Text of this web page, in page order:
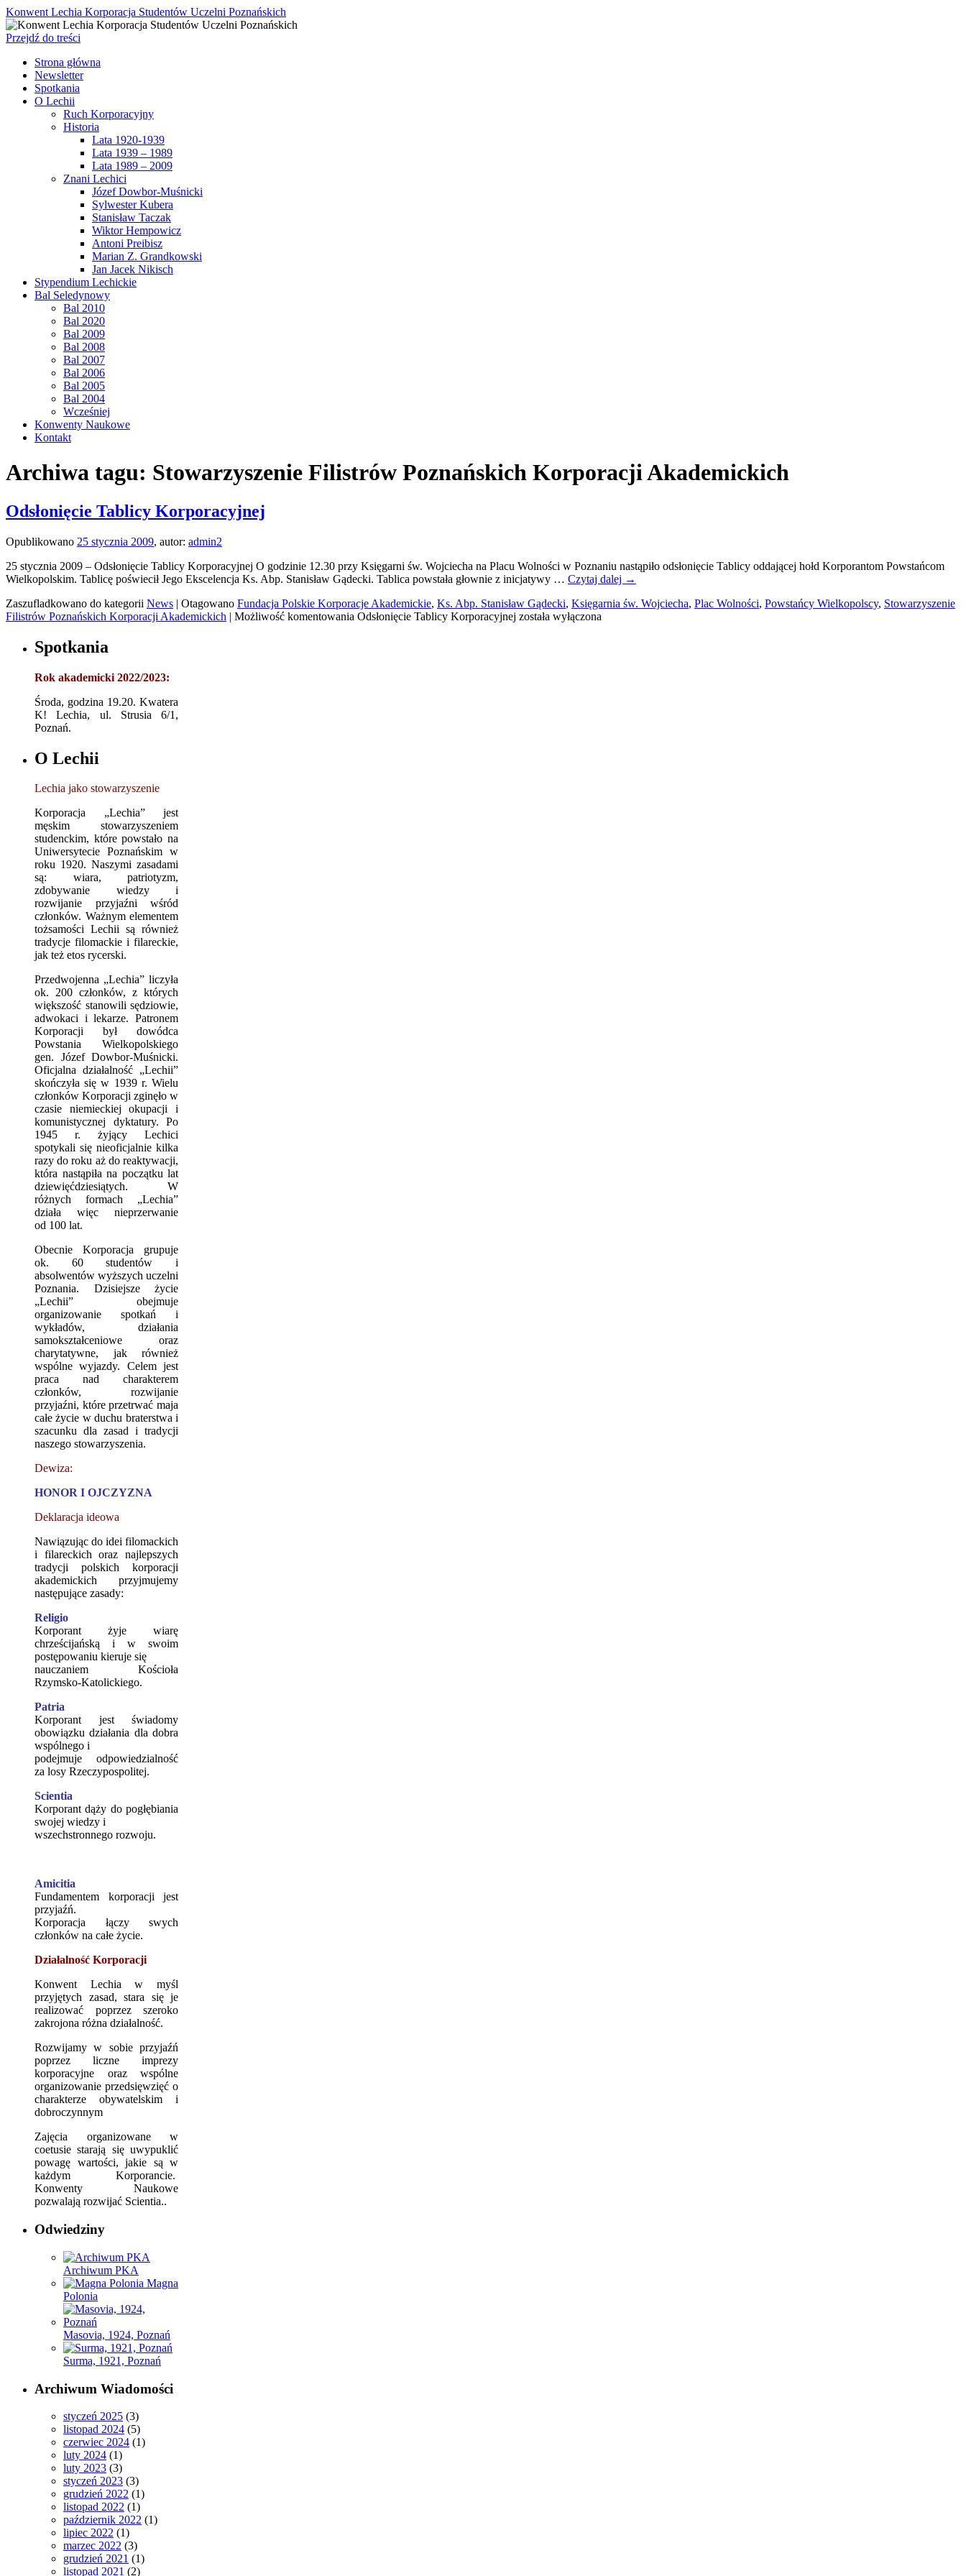
Konwent Lechia Korporacja Studentów Uczelni Poznańskich
Przejdź do treści
Strona główna
Newsletter
Spotkania
O Lechii
Ruch Korporacyjny
Historia
Lata 1920-1939
Lata 1939 – 1989
Lata 1989 – 2009
Znani Lechici
Józef Dowbor-Muśnicki
Sylwester Kubera
Stanisław Taczak
Wiktor Hempowicz
Antoni Preibisz
Marian Z. Grandkowski
Jan Jacek Nikisch
Stypendium Lechickie
Bal Seledynowy
Bal 2010
Bal 2020
Bal 2009
Bal 2008
Bal 2007
Bal 2006
Bal 2005
Bal 2004
Wcześniej
Konwenty Naukowe
Kontakt
Archiwa tagu: Stowarzyszenie Filistrów Poznańskich Korporacji Akademickich
Odsłonięcie Tablicy Korporacyjnej
Opublikowano 25 stycznia 2009, autor: admin2
25 stycznia 2009 – Odsłonięcie Tablicy Korporacyjnej O godzinie 12.30 przy Księgarni św. Wojciecha na Placu Wolności w Poznaniu nastąpiło odsłonięcie Tablicy oddającej hołd Korporantom Powstańcom
Wielkopolskim. Tablicę poświecił Jego Ekscelencja Ks. Abp. Stanisław Gądecki. Tablica powstała głownie z inicjatywy … Czytaj dalej →
Zaszufladkowano do kategorii News | Otagowano Fundacja Polskie Korporacje Akademickie, Ks. Abp. Stanisław Gądecki, Księgarnia św. Wojciecha, Plac Wolności, Powstańcy Wielkopolscy, Stowarzyszenie
Filistrów Poznańskich Korporacji Akademickich | Możliwość komentowania Odsłonięcie Tablicy Korporacyjnej została wyłączona
Spotkania
Rok akademicki 2022/2023:
Środa, godzina 19.20. Kwatera
K! Lechia, ul. Strusia 6/1,
Poznań.
O Lechii
Lechia jako stowarzyszenie
Korporacja „Lechia” jest
męskim stowarzyszeniem
studenckim, które powstało na
Uniwersytecie Poznańskim w
roku 1920. Naszymi zasadami
są: wiara, patriotyzm,
zdobywanie wiedzy i
rozwijanie przyjaźni wśród
członków. Ważnym elementem
tożsamości Lechii są również
tradycje filomackie i filareckie,
jak też etos rycerski.
Przedwojenna „Lechia” liczyła
ok. 200 członków, z których
większość stanowili sędziowie,
adwokaci i lekarze. Patronem
Korporacji był dowódca
Powstania Wielkopolskiego
gen. Józef Dowbor-Muśnicki.
Oficjalna działalność „Lechii”
skończyła się w 1939 r. Wielu
członków Korporacji zginęło w
czasie niemieckiej okupacji i
komunistycznej dyktatury. Po
1945 r. żyjący Lechici
spotykali się nieoficjalnie kilka
razy do roku aż do reaktywacji,
która nastąpiła na początku lat
dziewięćdziesiątych. W
różnych formach „Lechia”
działa więc nieprzerwanie
od 100 lat.
Obecnie Korporacja grupuje
ok. 60 studentów i
absolwentów wyższych uczelni
Poznania. Dzisiejsze życie
„Lechii” obejmuje
organizowanie spotkań i
wykładów, działania
samokształceniowe oraz
charytatywne, jak również
wspólne wyjazdy. Celem jest
praca nad charakterem
członków, rozwijanie
przyjaźni, które przetrwać maja
całe życie w duchu braterstwa i
szacunku dla zasad i tradycji
naszego stowarzyszenia.
Dewiza:
HONOR I OJCZYZNA
Deklaracja ideowa
Nawiązując do idei filomackich
i filareckich oraz najlepszych
tradycji polskich korporacji
akademickich przyjmujemy
następujące zasady:
Religio
Korporant żyje wiarę
chrześcijańską i w swoim
postępowaniu kieruje się
nauczaniem Kościoła
Rzymsko-Katolickiego.
Patria
Korporant jest świadomy
obowiązku działania dla dobra
wspólnego i
podejmuje odpowiedzialność
za losy Rzeczypospolitej.
Scientia
Korporant dąży do pogłębiania
swojej wiedzy i
wszechstronnego rozwoju.
Amicitia
Fundamentem korporacji jest
przyjaźń.
Korporacja łączy swych
członków na całe życie.
Działalność Korporacji
Konwent Lechia w myśl
przyjętych zasad, stara się je
realizować poprzez szeroko
zakrojona różna działalność.
Rozwijamy w sobie przyjaźń
poprzez liczne imprezy
korporacyjne oraz wspólne
organizowanie przedsięwzięć o
charakterze obywatelskim i
dobroczynnym
Zajęcia organizowane w
coetusie starają się uwypuklić
powagę wartości, jakie są w
każdym Korporancie.
Konwenty Naukowe
pozwalają rozwijać Scientia..
Odwiedziny
Archiwum PKA
Magna
Polonia
Masovia, 1924, Poznań
Surma, 1921, Poznań
Archiwum Wiadomości
styczeń 2025 (3)
listopad 2024 (5)
czerwiec 2024 (1)
luty 2024 (1)
luty 2023 (3)
styczeń 2023 (3)
grudzień 2022 (1)
listopad 2022 (1)
październik 2022 (1)
lipiec 2022 (1)
marzec 2022 (3)
grudzień 2021 (1)
listopad 2021 (2)